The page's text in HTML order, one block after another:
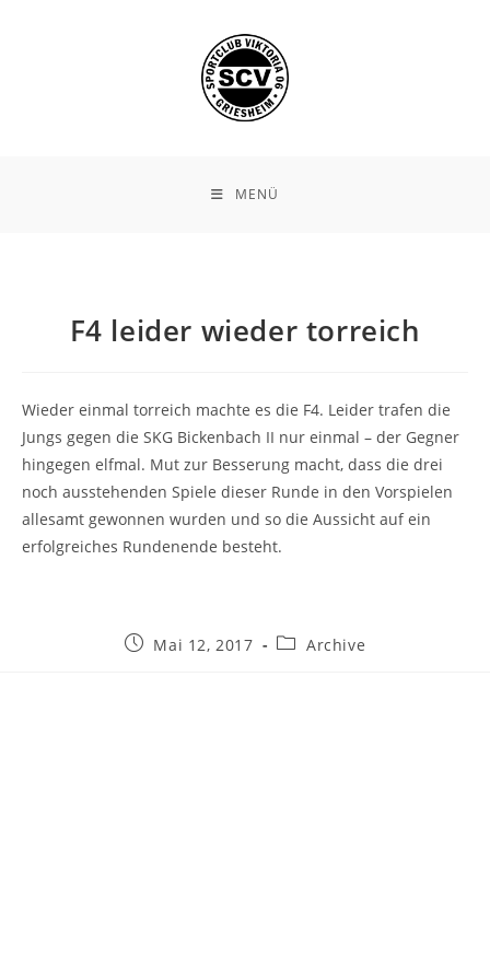
MENÜ
F4 leider wieder torreich
Wieder einmal torreich machte es die F4. Leider trafen die
Jungs gegen die SKG Bickenbach II nur einmal – der Gegner
hingegen elfmal. Mut zur Besserung macht, dass die drei
noch ausstehenden Spiele dieser Runde in den Vorspielen
allesamt gewonnen wurden und so die Aussicht auf ein
erfolgreiches Rundenende besteht.
BeitragMai 12, 2017
Beitrags-
Archive